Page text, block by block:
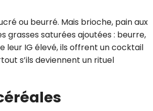
ou beurré. Mais brioche, pain aux
grasses saturées ajoutées : beurre,
leur IG élevé, ils offrent un cocktail
s’ils deviennent un rituel